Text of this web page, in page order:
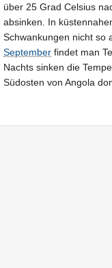
über 25 Grad Celsius
absinken. In
Schwankungen nicht so
September findet man
Nachts sinken die
Südosten von Angola